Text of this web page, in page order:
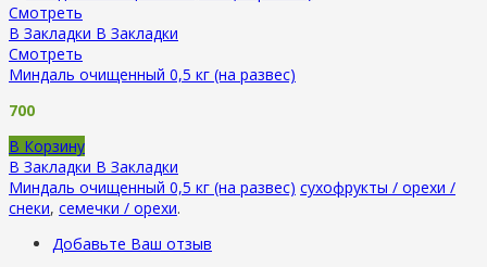
Смотреть
В Закладки В Закладки
Смотреть
Миндаль очищенный 0,5 кг (на развес)
700
В Корзину
В Закладки В Закладки
Миндаль очищенный 0,5 кг (на развес) сухофрукты / орехи /
снеки, семечки / орехи.
Добавьте Ваш отзыв